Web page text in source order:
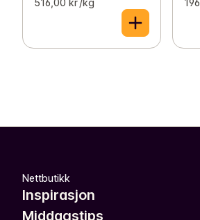
516,00 kr /kg
Nettbutikk
Inspirasjon
Middagstips